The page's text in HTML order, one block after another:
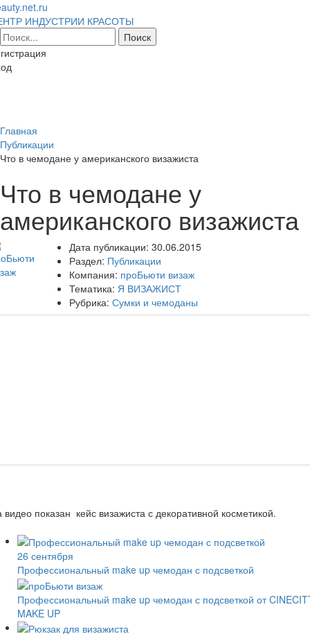
ИНДУСТРИИ КРАСОТЫ
Главная
Публикации
Что в чемодане у американского визажиста
Что в чемодане у
американского визажиста
Дата публикации: 30.06.2015
Раздел: Публикации
Компания: проБьюти визаж
Тематика: Я ВИЗАЖИСТ
Рубрика: Сумки и чемоданы
видео показан кейс визажиста с декоративной косметикой.
26 сентября
Профессиональный make up чемодан с подсветкой
Профессиональный make up чемодан с подсветкой от
MAKE UP